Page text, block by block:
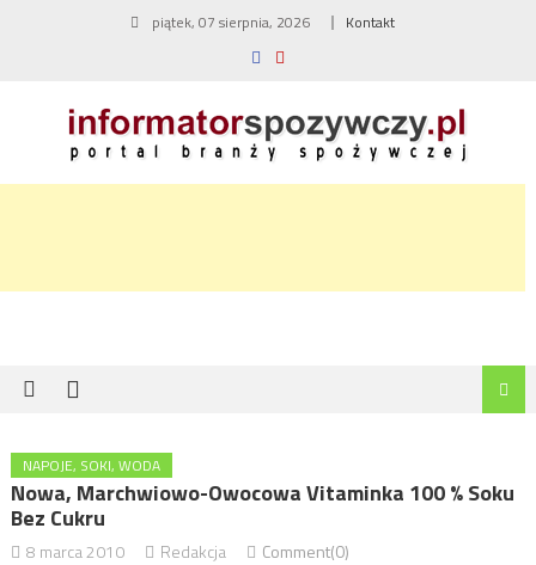
piątek, 07 sierpnia, 2026 Kontakt
NAPOJE, SOKI, WODA
Nowa, Marchwiowo-Owocowa Vitaminka 100 % Soku
Bez Cukru
8 marca 2010 Redakcja Comment(0)